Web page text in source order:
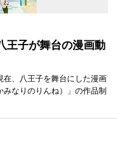
王子が舞台の漫画動
、八王子を舞台にした漫画
なりのりんね）」の作品制